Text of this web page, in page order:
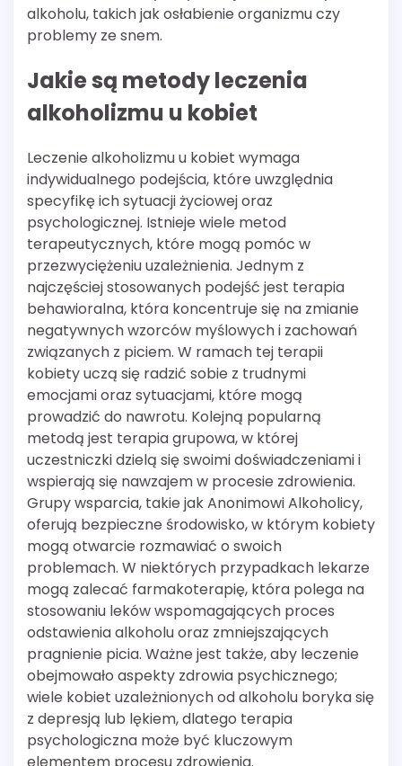
alkoholu, takich jak osłabienie organizmu czy
problemy ze snem.
Jakie są metody leczenia
alkoholizmu u kobiet
Leczenie alkoholizmu u kobiet wymaga
indywidualnego podejścia, które uwzględnia
specyfikę ich sytuacji życiowej oraz
psychologicznej. Istnieje wiele metod
terapeutycznych, które mogą pomóc w
przezwyciężeniu uzależnienia. Jednym z
najczęściej stosowanych podejść jest terapia
behawioralna, która koncentruje się na zmianie
negatywnych wzorców myślowych i zachowań
związanych z piciem. W ramach tej terapii
kobiety uczą się radzić sobie z trudnymi
emocjami oraz sytuacjami, które mogą
prowadzić do nawrotu. Kolejną popularną
metodą jest terapia grupowa, w której
uczestniczki dzielą się swoimi doświadczeniami i
wspierają się nawzajem w procesie zdrowienia.
Grupy wsparcia, takie jak Anonimowi Alkoholicy,
oferują bezpieczne środowisko, w którym kobiety
mogą otwarcie rozmawiać o swoich
problemach. W niektórych przypadkach lekarze
mogą zalecać farmakoterapię, która polega na
stosowaniu leków wspomagających proces
odstawienia alkoholu oraz zmniejszających
pragnienie picia. Ważne jest także, aby leczenie
obejmowało aspekty zdrowia psychicznego;
wiele kobiet uzależnionych od alkoholu boryka się
z depresją lub lękiem, dlatego terapia
psychologiczna może być kluczowym